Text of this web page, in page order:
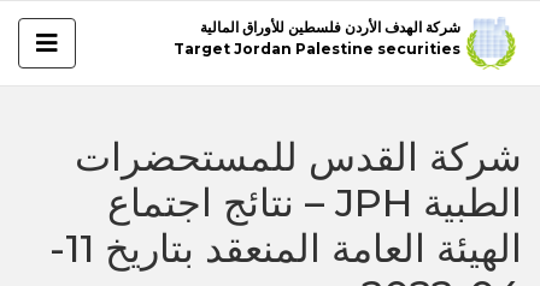
شركة الهدف الأردن فلسطين للأوراق المالية
Target Jordan Palestine securities
شركة القدس للمستحضرات
الطبية JPH – نتائج اجتماع
الهيئة العامة المنعقد بتاريخ 11-